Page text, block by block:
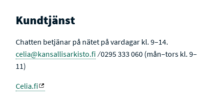
Kundtjänst
Chatten betjänar på nätet på vardagar kl. 9–14.
celia@kansallisarkisto.fi ⁄ 0295 333 060 (mån–tors kl. 9–
11)
Celia.fi